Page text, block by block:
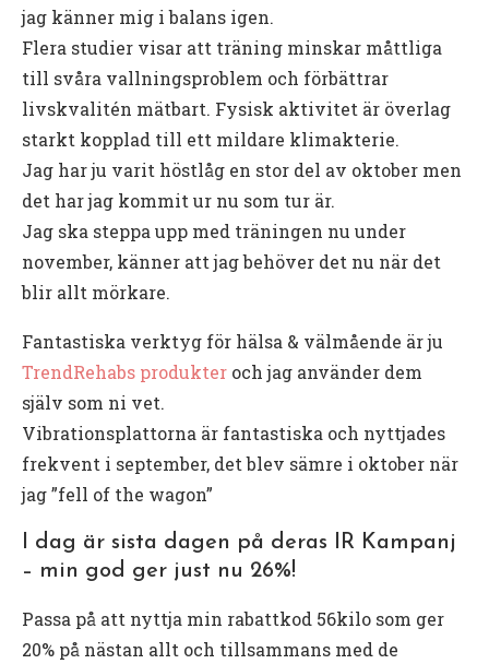
jag känner mig i balans igen.
Flera studier visar att träning minskar måttliga
till svåra vallningsproblem och förbättrar
livskvalitén mätbart. Fysisk aktivitet är överlag
starkt kopplad till ett mildare klimakterie.
Jag har ju varit höstlåg en stor del av oktober men
det har jag kommit ur nu som tur är.
Jag ska steppa upp med träningen nu under
november, känner att jag behöver det nu när det
blir allt mörkare.
Fantastiska verktyg för hälsa & välmående är ju
TrendRehabs produkter och jag använder dem
själv som ni vet.
Vibrationsplattorna är fantastiska och nyttjades
frekvent i september, det blev sämre i oktober när
jag ”fell of the wagon”
I dag är sista dagen på deras IR Kampanj
– min god ger just nu 26%!
Passa på att nyttja min rabattkod 56kilo som ger
20% på nästan allt och tillsammans med de